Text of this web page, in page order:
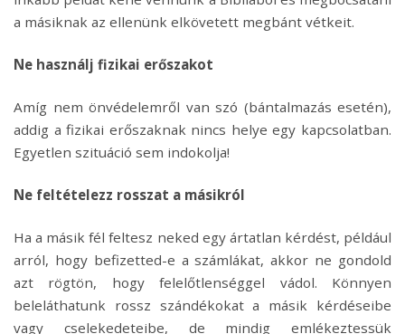
a másiknak az ellenünk elkövetett megbánt vétkeit.
Ne használj fizikai erőszakot
Amíg nem önvédelemről van szó (bántalmazás esetén),
addig a fizikai erőszaknak nincs helye egy kapcsolatban.
Egyetlen szituáció sem indokolja!
Ne feltételezz rosszat a másikról
Ha a másik fél feltesz neked egy ártatlan kérdést, például
arról, hogy befizetted-e a számlákat, akkor ne gondold
azt rögtön, hogy felelőtlenséggel vádol. Könnyen
beleláthatunk rossz szándékokat a másik kérdéseibe
vagy cselekedeteibe, de mindig emlékeztessük